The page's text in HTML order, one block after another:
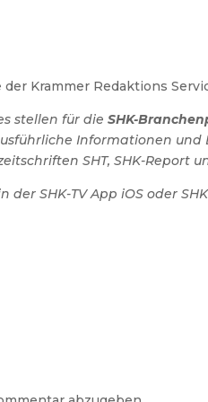
Krammer Redaktions
stellen für dieSHK-
Informationen und
SHT, SHK-Report
der SHK-TV App iOS oder